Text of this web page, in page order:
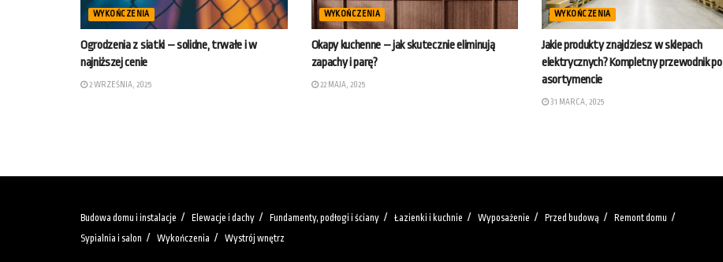
WYKOŃCZENIA
Ogrodzenia z siatki – solidne, trwałe i w
najniższej cenie
2 WRZEŚNIA, 2025
WYKOŃCZENIA
Okapy kuchenne – jak skutecznie eliminują
zapachy i parę?
22 MAJA, 2025
WYKOŃCZENIA
Jakie produkty znajdziesz w sklepach
elektrycznych? Kompletny przewodnik po
asortymencie
31 MARCA, 2025
Budowa domu i instalacje Elewacje i dachy Fundamenty, podłogi i ściany Łazienki i kuchnie Wyposażenie Przed budową
Remont domu
Sypialnia i salon
Wykończenia Wystrój wnętrz